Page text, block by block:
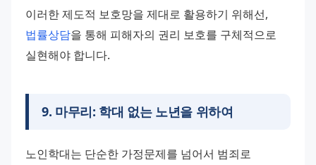
법률상담을 통해 피해자의 권리 보호를 구체적으로
실현해야 합니다.
9. 마무리: 학대 없는 노년을 위하여
노인학대는 단순한 가정문제를 넘어서 범죄로